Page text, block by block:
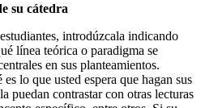
su cátedra
introdúzcala indicando
línea teórica o paradigma se
en sus planteamientos.
lo que usted espera que hagan sus
puedan contrastar con otras lecturas